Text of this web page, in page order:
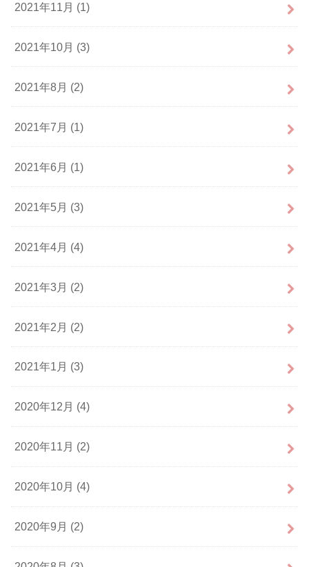
2021年11月 (1)
2021年10月 (3)
2021年8月 (2)
2021年7月 (1)
2021年6月 (1)
2021年5月 (3)
2021年4月 (4)
2021年3月 (2)
2021年2月 (2)
2021年1月 (3)
2020年12月 (4)
2020年11月 (2)
2020年10月 (4)
2020年9月 (2)